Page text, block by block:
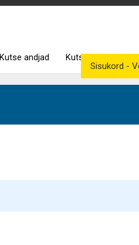
Kutse andjad Kutsenõukogud
Sisukord -